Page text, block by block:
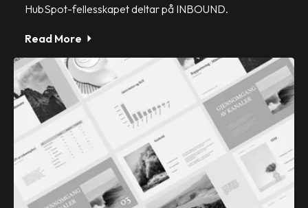
HubSpot-fellesskapet deltar på INBOUND.
Read More